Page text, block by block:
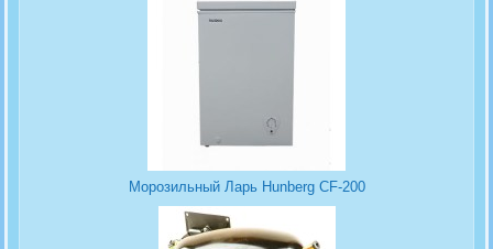
Морозильный Ларь Hunberg CF-200